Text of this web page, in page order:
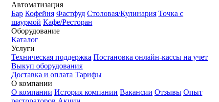
Автоматизация
Бар Кофейня Фастфуд Столовая/Кулинария Точка с
шаурмой Кафе/Ресторан
Оборудование
Каталог
Услуги
Техническая поддержка Постановка онлайн-кассы на учет
Выкуп оборудования
Доставка и оплата Тарифы
О компании
О компании История компании Вакансии Отзывы Опыт